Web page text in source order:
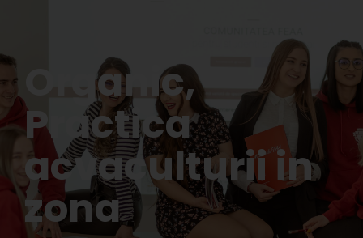
Organic,
Practica
acvaculturii in
zona